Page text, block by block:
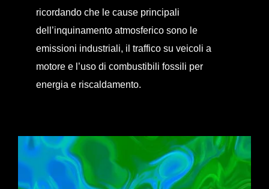
ricordando che le cause principali
dell’inquinamento atmosferico sono le
emissioni industriali, il traffico su veicoli a
motore e l’uso di combustibili fossili per
energia e riscaldamento.